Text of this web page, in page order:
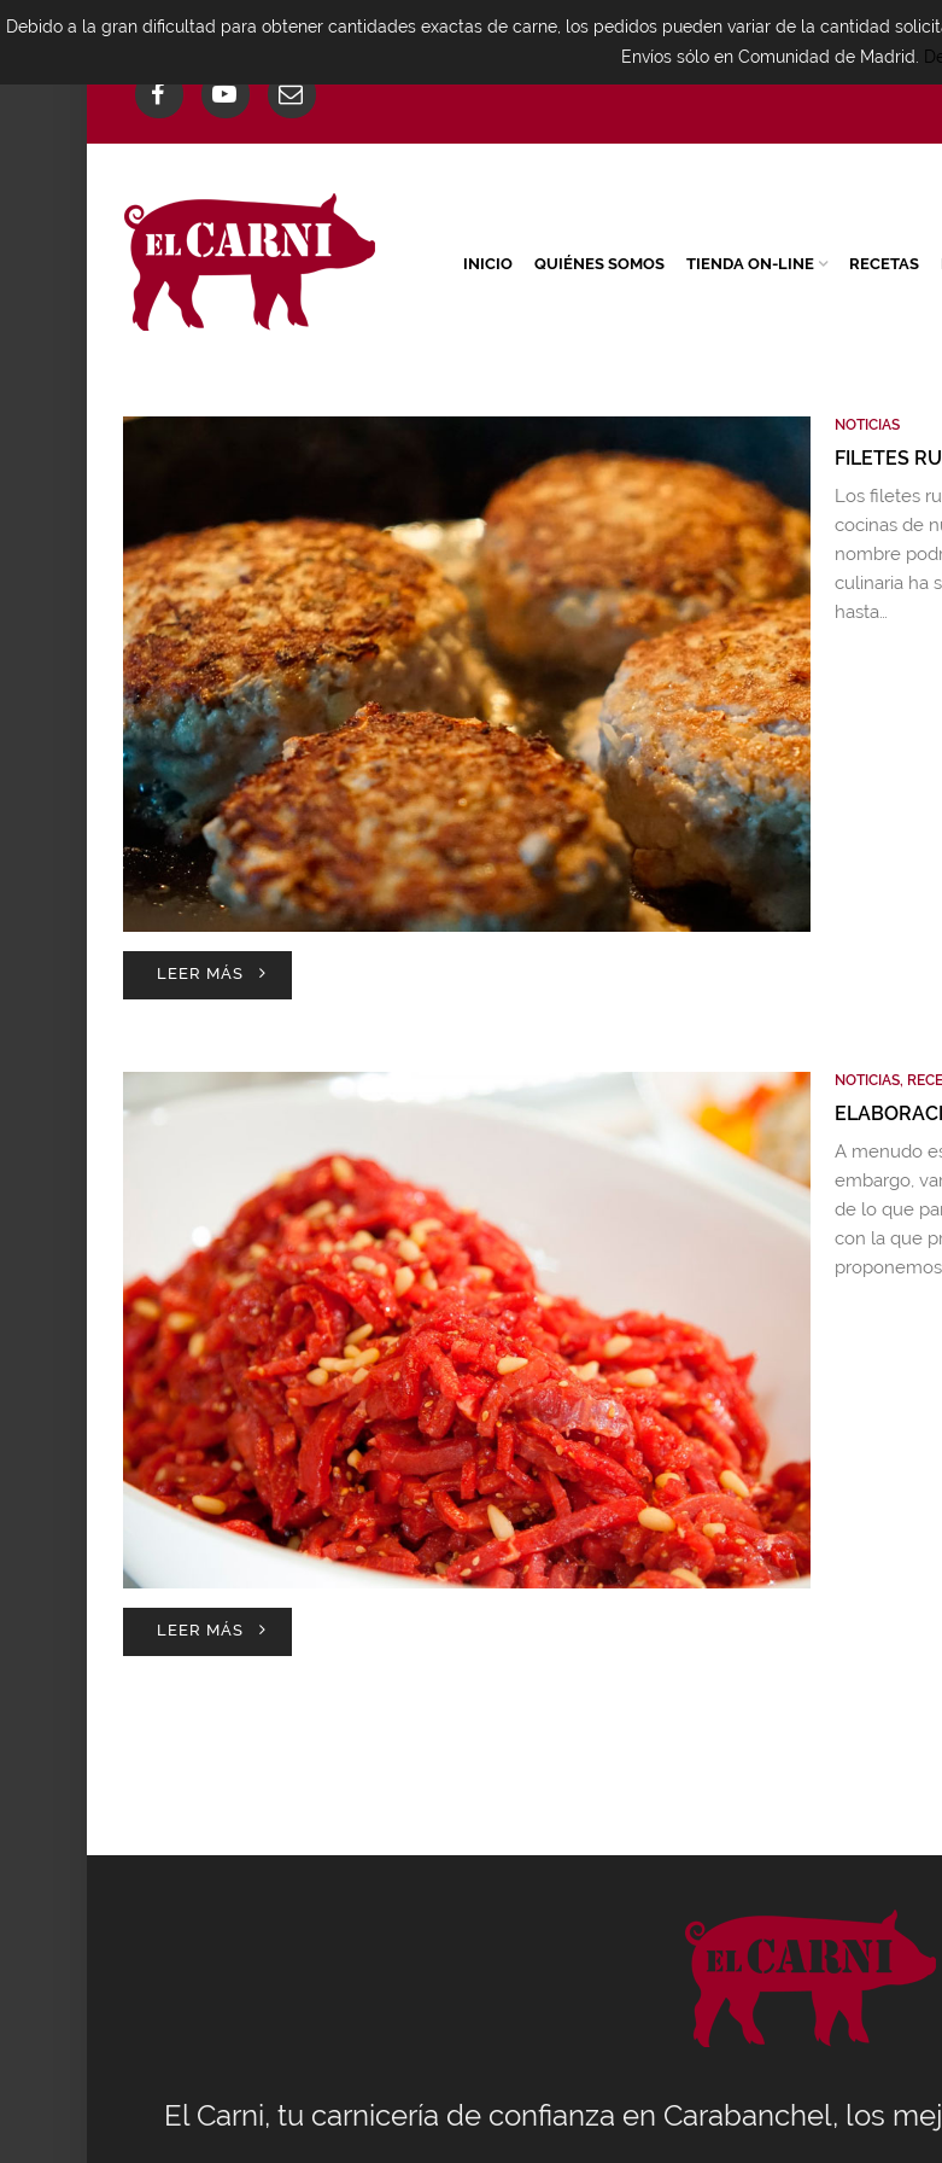
INICIO QUIÉNES SOMOS TIENDA ON-LINE RECETAS
NOTICIAS
FILETES
Los filetes
cocinas de
nombre
culinaria ha
hasta…
LEER MÁS
NOTICIAS,
A menudo
embargo,
de lo que
con la que
LEER MÁS
El Carni, tu carnicería de confianza en Carabanchel, los
Debido a la gran dificultad para obtener cantidades exactas de carne, los pedidos pueden variar de la cantidad
Envíos sólo en Comunidad de Madrid.